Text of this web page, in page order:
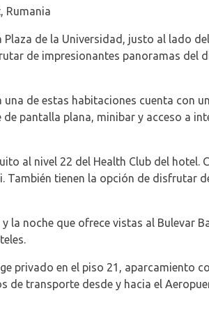
Rumania
de la Universidad, justo al lado
de impresionantes panoramas del
de estas habitaciones cuenta con
pantalla plana, minibar y acceso a
al nivel 22 del Health Club del hotel.
tienen la opción de disfrutar
noche que ofrece vistas al Bulevar
privado en el piso 21, aparcamiento
de transporte desde y hacia el